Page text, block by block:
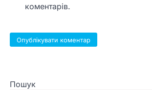
коментарів.
Пошук